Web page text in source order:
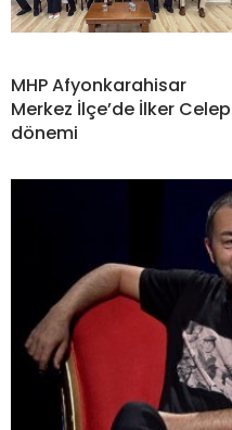
MHP Afyonkarahisar
Merkez İlçe’de İlker Celep
dönemi